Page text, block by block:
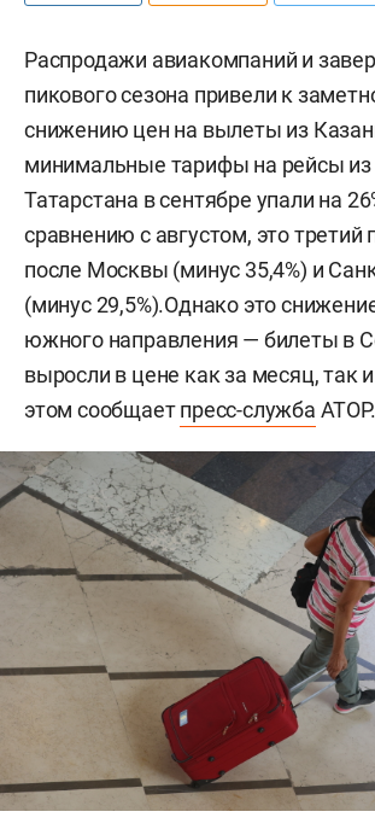
Распродажи авиакомпаний и
пикового сезона привели к
снижению цен на вылеты из
минимальные тарифы на рейсы
Татарстана в сентябре упали на
сравнению с августом, это третий
после Москвы (минус 35,4%) и
(минус 29,5%).Однако это
южного направления — билеты в
выросли в цене как за месяц, так
этом сообщаетпресс-служба АТОР.